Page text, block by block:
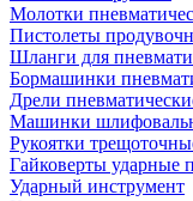
Молотки
Пистолеты
Шланги для
Бормашинки
Дрели
Машинки
Рукоятки
Гайковерты ударные
Ударный инструмент